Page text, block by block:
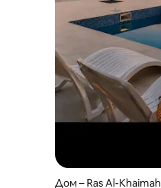
Дом – Ras Al-Khaimah